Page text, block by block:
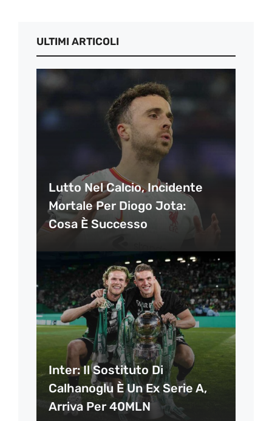
ULTIMI ARTICOLI
Lutto Nel Calcio, Incidente
Mortale Per Diogo Jota:
Cosa È Successo
Inter: Il Sostituto Di
Calhanoglu È Un Ex Serie A,
Arriva Per 40MLN